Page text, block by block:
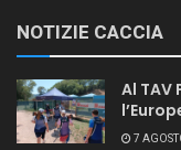
NOTIZIE CACCIA
Al
7